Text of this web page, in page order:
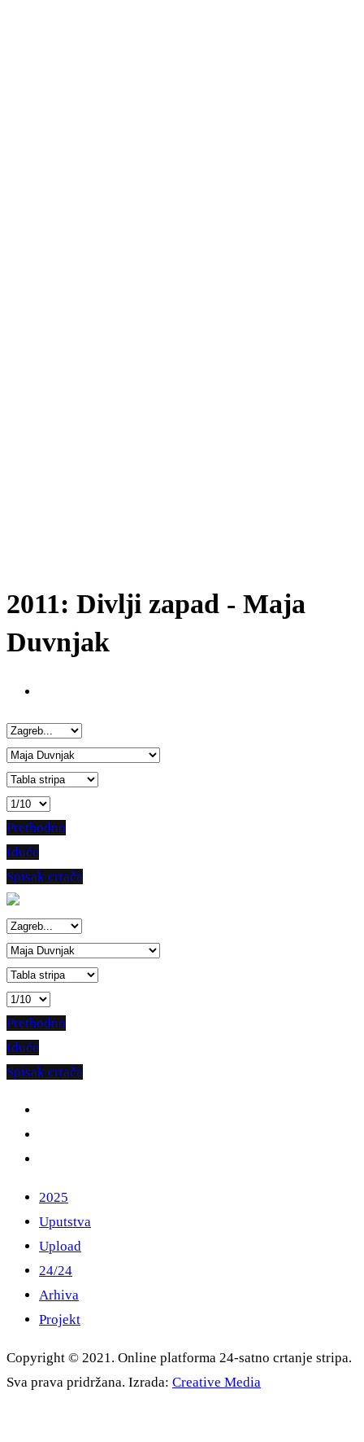
2011: Divlji zapad - Maja
Duvnjak
Prethodno
Iduće
Spisak crtača
Prethodno
Iduće
Spisak crtača
2025
Uputstva
Upload
24/24
Arhiva
Projekt
Copyright © 2021. Online platforma 24-satno crtanje stripa.
Sva prava pridržana. Izrada: Creative Media